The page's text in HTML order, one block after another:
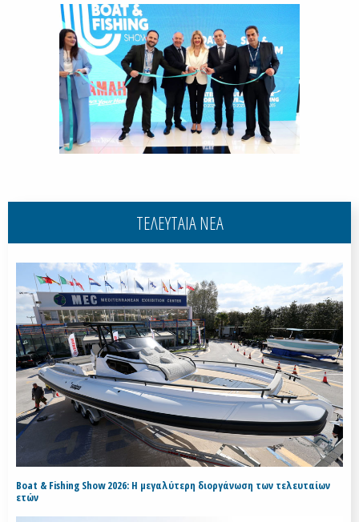
ΤΕΛΕΥΤΑΙΑ ΝΕΑ
Boat & Fishing Show 2026: Η μεγαλύτερη διοργάνωση των τελευταίων
ετών